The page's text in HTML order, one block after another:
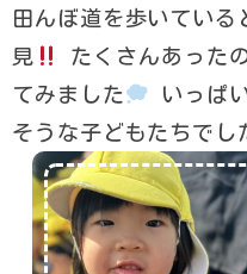
田んぼ道を歩いてい
見
たくさんあった
てみました
いっぱ
そうな子どもたちでし